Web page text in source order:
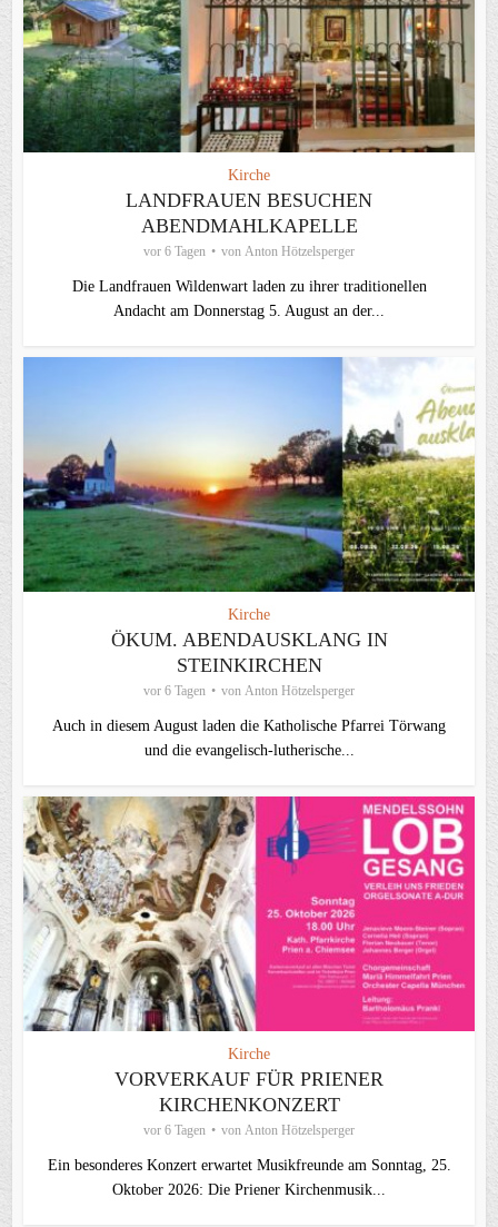
Kirche
LANDFRAUEN BESUCHEN
ABENDMAHLKAPELLE
vor 6 Tagen von Anton Hötzelsperger
Die Landfrauen Wildenwart laden zu ihrer traditionellen
Andacht am Donnerstag 5. August an der...
Kirche
ÖKUM. ABENDAUSKLANG IN
STEINKIRCHEN
vor 6 Tagen von Anton Hötzelsperger
Auch in diesem August laden die Katholische Pfarrei Törwang
und die evangelisch‑lutherische...
Kirche
VORVERKAUF FÜR PRIENER
KIRCHENKONZERT
vor 6 Tagen von Anton Hötzelsperger
Ein besonderes Konzert erwartet Musikfreunde am Sonntag, 25.
Oktober 2026: Die Priener Kirchenmusik...